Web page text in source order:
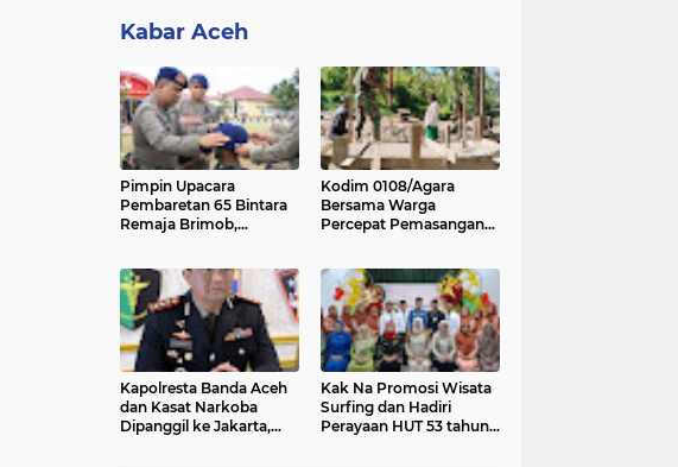
Kabar Aceh
Pimpin Upacara
Pembaretan 65 Bintara
Remaja Brimob,
Kehormatan
Kodim 0108/Agara
Bersama Warga
Percepat Pemasangan
Ger-Ger Aceh Tenggara
Kapolresta Banda Aceh
dan Kasat Narkoba
Dipanggil ke Jakarta,
Kak Na Promosi Wisata
Surfing dan Hadiri
Perayaan HUT 53 tahun